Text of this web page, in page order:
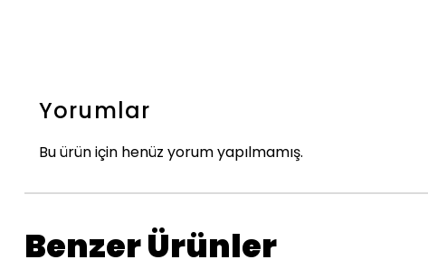
Yorumlar
Bu ürün için henüz yorum yapılmamış.
Benzer Ürünler